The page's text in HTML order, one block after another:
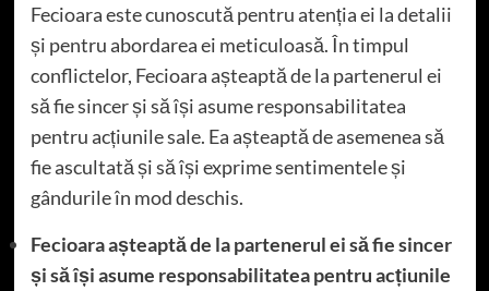
Fecioara este cunoscută pentru atenția ei la detalii
și pentru abordarea ei meticuloasă. În timpul
conflictelor, Fecioara așteaptă de la partenerul ei
să fie sincer și să își asume responsabilitatea
pentru acțiunile sale. Ea așteaptă de asemenea să
fie ascultată și să își exprime sentimentele și
gândurile în mod deschis.
Fecioara așteaptă de la partenerul ei să fie sincer
și să își asume responsabilitatea pentru acțiunile